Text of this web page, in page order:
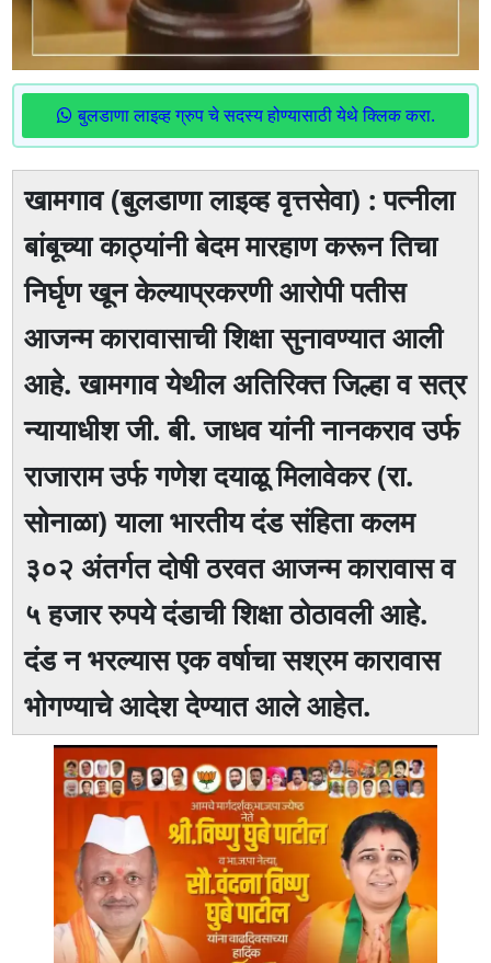
बुलडाणा लाइव्ह ग्रुप चे सदस्य होण्यासाठी येथे क्लिक करा.
खामगाव (बुलडाणा लाइव्ह वृत्तसेवा) : पत्नीला
बांबूच्या काठ्यांनी बेदम मारहाण करून तिचा
निर्घृण खून केल्याप्रकरणी आरोपी पतीस
आजन्म कारावासाची शिक्षा सुनावण्यात आली
आहे. खामगाव येथील अतिरिक्त जिल्हा व सत्र
न्यायाधीश जी. बी. जाधव यांनी नानकराव उर्फ
राजाराम उर्फ गणेश दयाळू मिलावेकर (रा.
सोनाळा) याला भारतीय दंड संहिता कलम
३०२ अंतर्गत दोषी ठरवत आजन्म कारावास व
५ हजार रुपये दंडाची शिक्षा ठोठावली आहे.
दंड न भरल्यास एक वर्षाचा सश्रम कारावास
भोगण्याचे आदेश देण्यात आले आहेत.